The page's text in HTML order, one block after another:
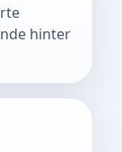
hinter